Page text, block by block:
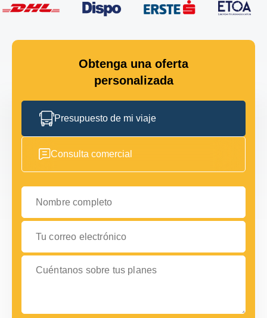
Obtenga una oferta
personalizada
Presupuesto de mi viaje
Consulta comercial
Nombre completo
Tu correo electrónico
Cuéntanos sobre tus planes